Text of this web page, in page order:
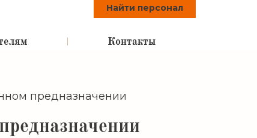
Найти персонал
Контакты
предназначении